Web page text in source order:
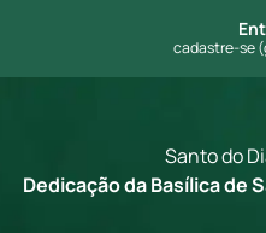
cadastre-se
Santo do
Dedicação da Basílica de